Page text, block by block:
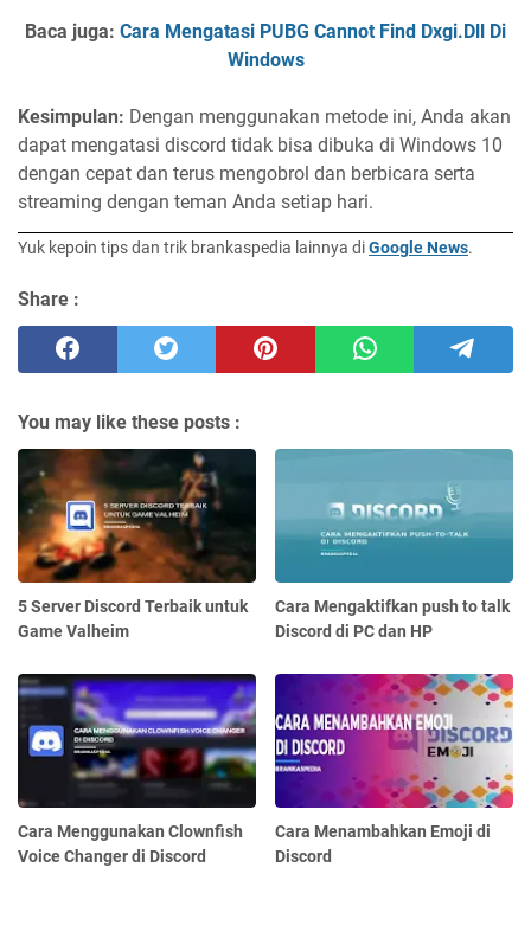
Baca juga: Cara Mengatasi PUBG Cannot Find Dxgi.Dll Di
Windows
Kesimpulan: Dengan menggunakan metode ini, Anda akan
dapat mengatasi discord tidak bisa dibuka di Windows 10
dengan cepat dan terus mengobrol dan berbicara serta
streaming dengan teman Anda setiap hari.
Yuk kepoin tips dan trik brankaspedia lainnya diGoogle News.
Share :
You may like these posts :
5 Server Discord Terbaik untuk
Game Valheim
Cara Mengaktifkan push to talk
Discord di PC dan HP
Cara Menggunakan Clownfish
Voice Changer di Discord
Cara Menambahkan Emoji di
Discord